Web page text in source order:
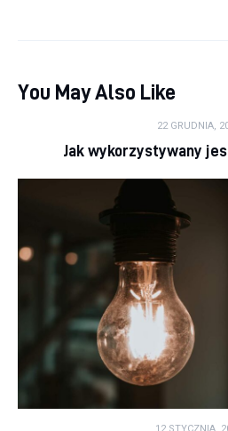
You May Also Like
22 GRUDNIA,
Jak wykorzystywany
12 STYCZNIA,